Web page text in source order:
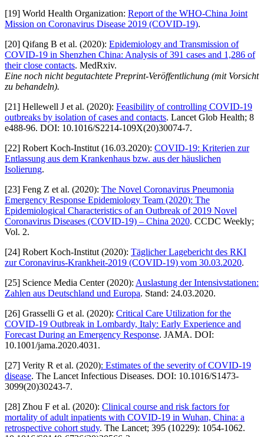
[19] World Health Organization: Report of the WHO-China Joint
Mission on Coronavirus Disease 2019 (COVID-19).
[20] Qifang B et al. (2020): Epidemiology and Transmission of
COVID-19 in Shenzhen China: Analysis of 391 cases and 1,286 of
their close contacts. MedRxiv.
Eine noch nicht begutachtete Preprint-Veröffentlichung (mit Vorsicht
zu behandeln).
[21] Hellewell J et al. (2020): Feasibility of controlling COVID-19
outbreaks by isolation of cases and contacts. Lancet Glob Health; 8
e488-96. DOI: 10.1016/S2214-109X(20)30074-7.
[22] Robert Koch-Institut (16.03.2020): COVID-19: Kriterien zur
Entlassung aus dem Krankenhaus bzw. aus der häuslichen
Isolierung.
[23] Feng Z et al. (2020): The Novel Coronavirus Pneumonia
Emergency Response Epidemiology Team (2020): The
Epidemiological Characteristics of an Outbreak of 2019 Novel
Coronavirus Diseases (COVID-19) – China 2020. CCDC Weekly;
Vol. 2.
[24] Robert Koch-Institut (2020): Täglicher Lagebericht des RKI
zur Coronavirus-Krankheit-2019 (COVID-19) vom 30.03.2020.
[25] Science Media Center (2020): Auslastung der Intensivstationen:
Zahlen aus Deutschland und Europa. Stand: 24.03.2020.
[26] Grasselli G et al. (2020): Critical Care Utilization for the
COVID-19 Outbreak in Lombardy, Italy: Early Experience and
Forecast During an Emergency Response. JAMA. DOI:
10.1001/jama.2020.4031.
[27] Verity R et al. (2020): Estimates of the severity of COVID-19
disease. The Lancet Infectious Diseases. DOI: 10.1016/S1473-
3099(20)30243-7.
[28] Zhou F et al. (2020): Clinical course and risk factors for
mortality of adult inpatients with COVID-19 in Wuhan, China: a
retrospective cohort study. The Lancet; 395 (10229): 1054-1062.